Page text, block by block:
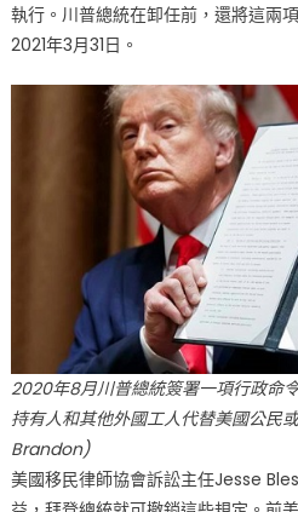
執行。川普總統在卸任前，還將這兩
2021年3月31日。
2020年8月川普總統簽署一項行政命
持有人和其他外國工人代替美國公民
Brandon)
美國移民律師協會訴訟主任Jesse